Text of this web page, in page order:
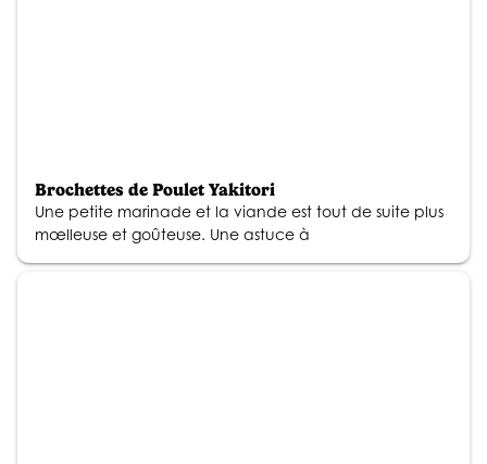
Brochettes de Poulet Yakitori
Une petite marinade et la viande est tout de suite plus
mœlleuse et goûteuse. Une astuce à